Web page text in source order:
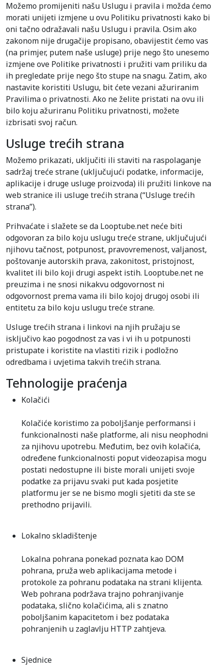
Možemo promijeniti našu Uslugu i pravila i možda ćemo
morati unijeti izmjene u ovu Politiku privatnosti kako bi
oni tačno odražavali našu Uslugu i pravila. Osim ako
zakonom nije drugačije propisano, obavijestit ćemo vas
(na primjer, putem naše usluge) prije nego što unesemo
izmjene ove Politike privatnosti i pružiti vam priliku da
ih pregledate prije nego što stupe na snagu. Zatim, ako
nastavite koristiti Uslugu, bit ćete vezani ažuriranim
Pravilima o privatnosti. Ako ne želite pristati na ovu ili
bilo koju ažuriranu Politiku privatnosti, možete
izbrisati svoj račun.
Usluge trećih strana
Možemo prikazati, uključiti ili staviti na raspolaganje
sadržaj treće strane (uključujući podatke, informacije,
aplikacije i druge usluge proizvoda) ili pružiti linkove na
web stranice ili usluge trećih strana (“Usluge trećih
strana”).
Prihvaćate i slažete se da Looptube.net neće biti
odgovoran za bilo koju uslugu treće strane, uključujući
njihovu tačnost, potpunost, pravovremenost, valjanost,
poštovanje autorskih prava, zakonitost, pristojnost,
kvalitet ili bilo koji drugi aspekt istih. Looptube.net ne
preuzima i ne snosi nikakvu odgovornost ni
odgovornost prema vama ili bilo kojoj drugoj osobi ili
entitetu za bilo koju uslugu treće strane.
Usluge trećih strana i linkovi na njih pružaju se
isključivo kao pogodnost za vas i vi ih u potpunosti
pristupate i koristite na vlastiti rizik i podložno
odredbama i uvjetima takvih trećih strana.
Tehnologije praćenja
Kolačići
Kolačiće koristimo za poboljšanje performansi i
funkcionalnosti naše platforme, ali nisu neophodni
za njihovu upotrebu. Međutim, bez ovih kolačića,
određene funkcionalnosti poput videozapisa mogu
postati nedostupne ili biste morali unijeti svoje
podatke za prijavu svaki put kada posjetite
platformu jer se ne bismo mogli sjetiti da ste se
prethodno prijavili.
Lokalno skladištenje
Lokalna pohrana ponekad poznata kao DOM
pohrana, pruža web aplikacijama metode i
protokole za pohranu podataka na strani klijenta.
Web pohrana podržava trajno pohranjivanje
podataka, slično kolačićima, ali s znatno
poboljšanim kapacitetom i bez podataka
pohranjenih u zaglavlju HTTP zahtjeva.
Sjednice